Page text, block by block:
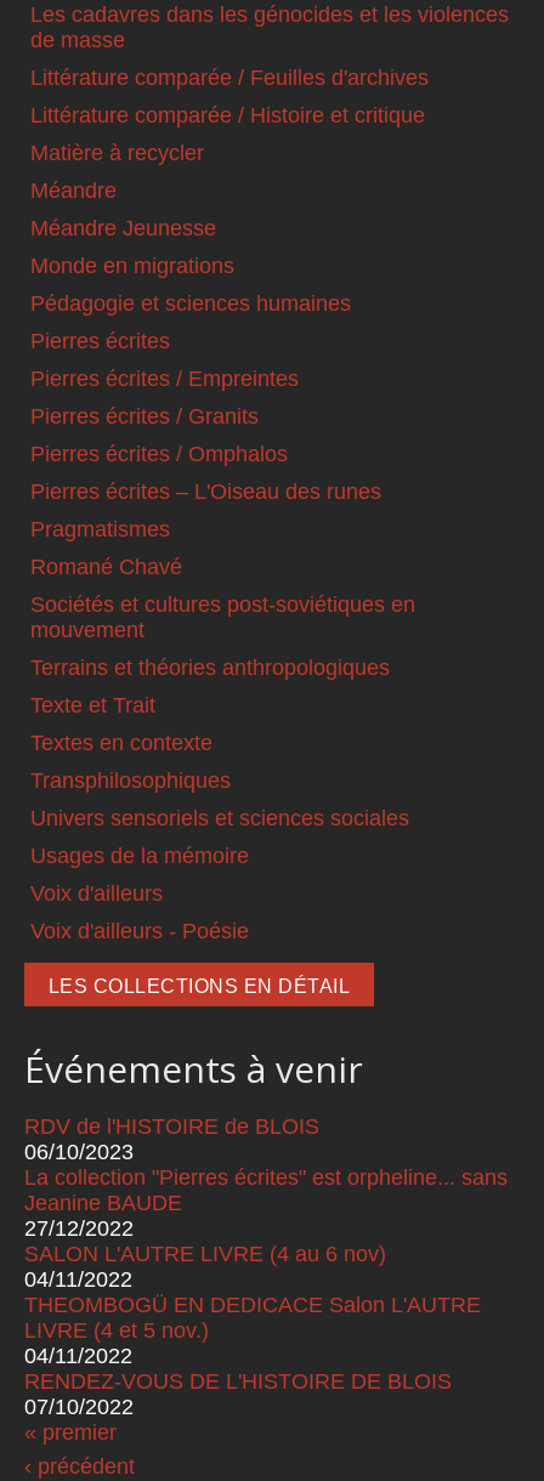
Les cadavres dans les génocides et les violences
de masse
Littérature comparée / Feuilles d'archives
Littérature comparée / Histoire et critique
Matière à recycler
Méandre
Méandre Jeunesse
Monde en migrations
Pédagogie et sciences humaines
Pierres écrites
Pierres écrites / Empreintes
Pierres écrites / Granits
Pierres écrites / Omphalos
Pierres écrites – L'Oiseau des runes
Pragmatismes
Romané Chavé
Sociétés et cultures post-soviétiques en
mouvement
Terrains et théories anthropologiques
Texte et Trait
Textes en contexte
Transphilosophiques
Univers sensoriels et sciences sociales
Usages de la mémoire
Voix d'ailleurs
Voix d'ailleurs - Poésie
LES COLLECTIONS EN DÉTAIL
Événements à venir
RDV de l'HISTOIRE de BLOIS
06/10/2023
La collection "Pierres écrites" est orpheline... sans
Jeanine BAUDE
27/12/2022
SALON L'AUTRE LIVRE (4 au 6 nov)
04/11/2022
THEOMBOGÜ EN DEDICACE Salon L'AUTRE
LIVRE (4 et 5 nov.)
04/11/2022
RENDEZ-VOUS DE L'HISTOIRE DE BLOIS
07/10/2022
Pages
« premier
‹ précédent